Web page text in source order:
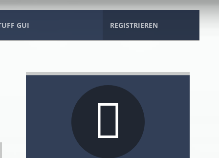
GUI REGISTRIEREN